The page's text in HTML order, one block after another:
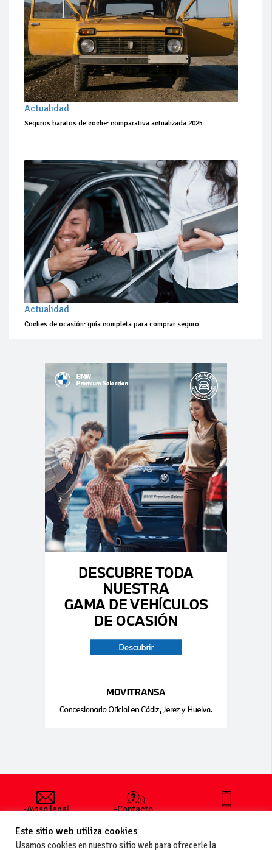
Actualidad
Seguros baratos de coche: comparativa actualizada 2025
Actualidad
Coches de ocasión: guía completa para comprar seguro
-Aviso legal
generales
de uso
-Contacto
publicar un
anuncio
+34 627 35
Este sitio web utiliza cookies
Usamos cookies en nuestro sitio web para ofrecerle la